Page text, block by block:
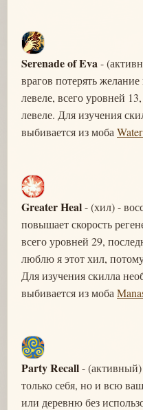
Serenade of Eva -
врагов потерять
левеле, всего уровней
левеле. Для изучения
выбивается из моба
Greater Heal- (хил) -
повышает скорость
всего уровней 29,
люблю я этот хил,
Для изучения скилла
выбивается из моба
Party Recall- (активный)
только себя, но и всю
или деревню без